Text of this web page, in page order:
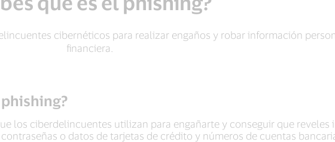
cibernéticos para realizar engaños y robar información
financiera.
los ciberdelincuentes utilizan para engañarte y conseguir que reveles
o datos de tarjetas de crédito y números de cuentas